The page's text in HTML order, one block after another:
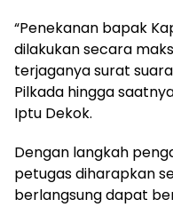
“Penekanan bapak
dilakukan secara
terjaganya surat
Pilkada hingga
Iptu Dekok.
Dengan langkah
petugas diharapkan
berlangsung dapat